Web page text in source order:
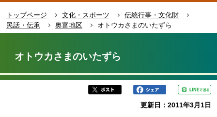
す
トップページ 文化・スポーツ
伝統行事・文化財
民話・伝承
奥富地区
オトウカさまのいたずら
か
オトウカさまのいたずら
更新日：2011年3月1日